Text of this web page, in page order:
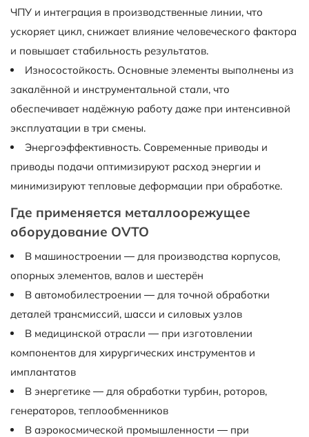
ЧПУ и интеграция в производственные линии, что
ускоряет цикл, снижает влияние человеческого фактора
и повышает стабильность результатов.
Износостойкость. Основные элементы выполнены из
закалённой и инструментальной стали, что
обеспечивает надёжную работу даже при интенсивной
эксплуатации в три смены.
Энергоэффективность. Современные приводы и
приводы подачи оптимизируют расход энергии и
минимизируют тепловые деформации при обработке.
Где применяется металлоорежущее
оборудование OVTO
В машиностроении — для производства корпусов,
опорных элементов, валов и шестерён
В автомобилестроении — для точной обработки
деталей трансмиссий, шасси и силовых узлов
В медицинской отрасли — при изготовлении
компонентов для хирургических инструментов и
имплантатов
В энергетике — для обработки турбин, роторов,
генераторов, теплообменников
В аэрокосмической промышленности — при